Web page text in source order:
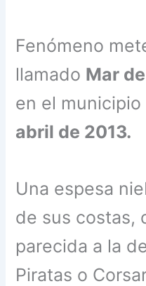
Fenómeno
llamado Mar
en el municipio
abril de 2013.
Una espesa
de sus costas,
parecida a la
Piratas o